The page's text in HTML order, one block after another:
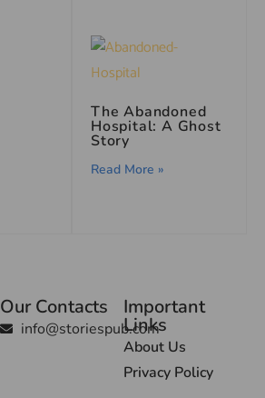
The Abandoned
Hospital: A Ghost
Story
Read More »
Our Contacts
info@storiespub.com
Important
Links
About Us
Privacy Policy